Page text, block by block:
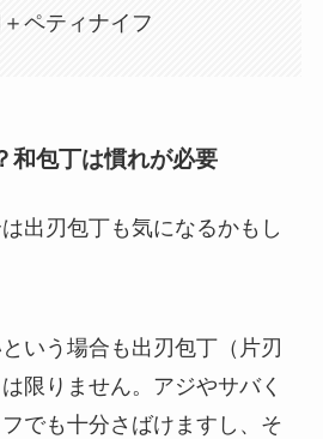
ペティナイフ
和包丁は慣れが必要
出刃包丁も気になるかもし
いう場合も出刃包丁（片刃
限りません。アジやサバく
でも十分さばけますし、そ